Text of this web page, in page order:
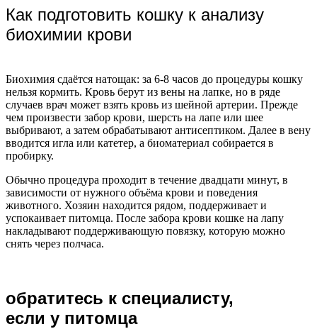
Как подготовить кошку к анализу
биохимии крови
Биохимия сдаётся натощак: за 6-8 часов до процедуры кошку
нельзя кормить. Кровь берут из вены на лапке, но в ряде
случаев врач может взять кровь из шейной артерии. Прежде
чем произвести забор крови, шерсть на лапе или шее
выбривают, а затем обрабатывают антисептиком. Далее в вену
вводится игла или катетер, а биоматериал собирается в
пробирку.
Обычно процедура проходит в течение двадцати минут, в
зависимости от нужного объёма крови и поведения
животного. Хозяин находится рядом, поддерживает и
успокаивает питомца. После забора крови кошке на лапу
накладывают поддерживающую повязку, которую можно
снять через полчаса.
обратитесь к специалисту,
если у питомца